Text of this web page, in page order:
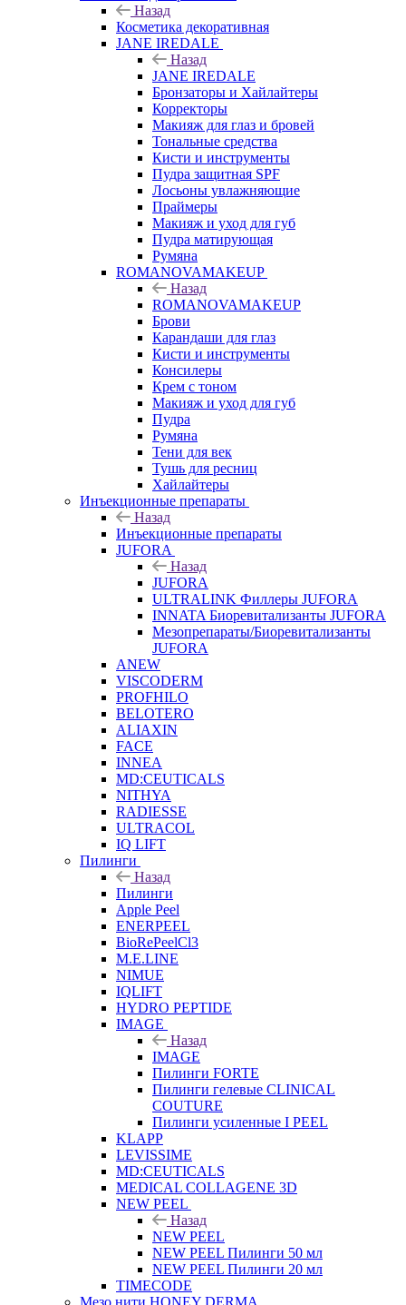
Назад
Косметика декоративная
JANE IREDALE
Назад
JANE IREDALE
Бронзаторы и Хайлайтеры
Корректоры
Макияж для глаз и бровей
Тональные средства
Кисти и инструменты
Пудра защитная SPF
Лосьоны увлажняющие
Праймеры
Макияж и уход для губ
Пудра матирующая
Румяна
ROMANOVAMAKEUP
Назад
ROMANOVAMAKEUP
Брови
Карандаши для глаз
Кисти и инструменты
Консилеры
Крем с тоном
Макияж и уход для губ
Пудра
Румяна
Тени для век
Тушь для ресниц
Хайлайтеры
Инъекционные препараты
Назад
Инъекционные препараты
JUFORA
Назад
JUFORA
ULTRALINK Филлеры JUFORA
INNATA Биоревитализанты JUFORA
Мезопрепараты/Биоревитализанты
JUFORA
ANEW
VISCODERM
PROFHILO
BELOTERO
ALIAXIN
FACE
INNEA
MD:CEUTICALS
NITHYA
RADIESSE
ULTRACOL
IQ LIFT
Пилинги
Назад
Пилинги
Apple Peel
ENERPEEL
BioRePeelCl3
M.E.LINE
NIMUE
IQLIFT
HYDRO PEPTIDE
IMAGE
Назад
IMAGE
Пилинги FORTE
Пилинги гелевые CLINICAL
COUTURE
Пилинги усиленные I PEEL
KLAPP
LEVISSIME
MD:CEUTICALS
MEDICAL COLLAGENE 3D
NEW PEEL
Назад
NEW PEEL
NEW PEEL Пилинги 50 мл
NEW PEEL Пилинги 20 мл
TIMECODE
Мезо нити HONEY DERMA